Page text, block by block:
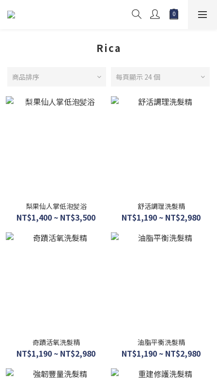
Rica
商品排序 每頁顯示 24 個
梨果仙人掌低泡髪浴
NT$1,400 ~ NT$3,500
舒活調理洗髮精
NT$1,190 ~ NT$2,980
奇蹟活氧洗髮精
NT$1,190 ~ NT$2,980
油脂平衡洗髮精
NT$1,190 ~ NT$2,980